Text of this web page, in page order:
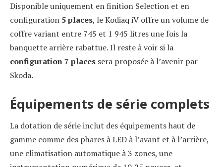
Disponible uniquement en finition Selection et en
configuration 5 places, le Kodiaq iV offre un volume de
coffre variant entre 745 et 1 945 litres une fois la
banquette arrière rabattue. Il reste à voir si la
configuration 7 places sera proposée à l’avenir par
Skoda.
Équipements de série complets
La dotation de série inclut des équipements haut de
gamme comme des phares à LED à l’avant et à l’arrière,
une climatisation automatique à 3 zones, une